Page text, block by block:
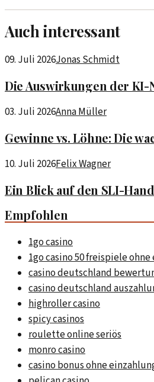
Auch interessant
09. Juli 2026Jonas Schmidt
Die Auswirkungen der KI-
03. Juli 2026Anna Müller
Gewinne vs. Löhne: Die
10. Juli 2026Felix Wagner
Ein Blick auf den SLI-
Empfohlen
1go casino
1go casino 50 freispiele
casino deutschland
casino deutschland
highroller casino
spicy casinos
roulette online seriös
monro casino
casino bonus ohne